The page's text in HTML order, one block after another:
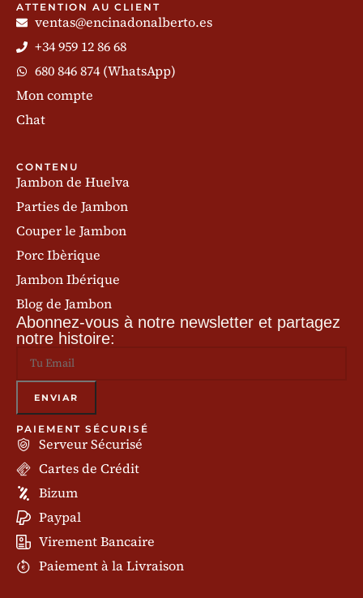
ATTENTION AU CLIENT
ventas@encinadonalberto.es
+34 959 12 86 68
680 846 874 (WhatsApp)
Mon compte
Chat
CONTENU
Jambon de Huelva
Parties de Jambon
Couper le Jambon
Porc Ibèrique
Jambon Ibérique
Blog de Jambon
Abonnez-vous à notre newsletter et partagez
notre histoire:
PAIEMENT SÉCURISÉ
Serveur Sécurisé
Cartes de Crédit
Bizum
Paypal
Virement Bancaire
Paiement à la Livraison